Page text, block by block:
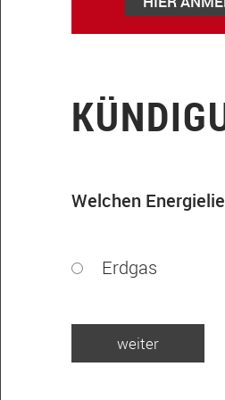
Welchen
Erdgas
weiter